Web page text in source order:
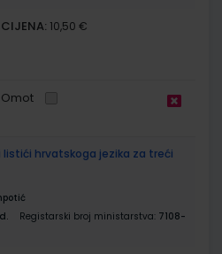
CIJENA: 10,50 €
Omot
listići hrvatskoga jezika za treći
Registarski broj ministarstva: 7108-